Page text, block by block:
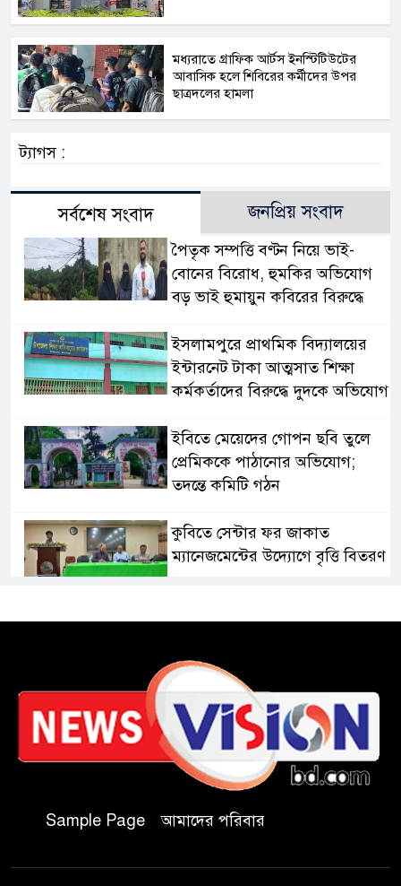
মধ্যরাতে গ্রাফিক আর্টস ইনস্টিটিউটের
আবাসিক হলে শিবিরের কর্মীদের উপর
ছাত্রদলের হামলা
ট্যাগস :
সর্বশেষ সংবাদ জনপ্রিয় সংবাদ
পৈতৃক সম্পত্তি বণ্টন নিয়ে ভাই-
বোনের বিরোধ, হুমকির অভিযোগ
বড় ভাই হুমায়ুন কবিরের বিরুদ্ধে
​ইসলামপুরে প্রাথমিক বিদ্যালয়ের
ইন্টারনেট টাকা আত্মসাত শিক্ষা
কর্মকর্তাদের বিরুদ্ধে দুদকে অভিযোগ
ইবিতে মেয়েদের গোপন ছবি তুলে
প্রেমিককে পাঠানোর অভিযোগ;
তদন্তে কমিটি গঠন
কুবিতে সেন্টার ফর জাকাত
ম্যানেজমেন্টের উদ্যোগে বৃত্তি বিতরণ
চকরিয়ায় ফাঁসিয়াখালী সরকারি
প্রাথমিক বিদ্যালয়ের ম্যানেজিং
কমিটির সভাপতি নির্বাচিত মো.
আবদুল আলিম
জুলাই আন্দোলন হয়েছিল
ফ্যাসিবাদী সমাজব্যবস্থার
Sample Page আমাদের পরিবার